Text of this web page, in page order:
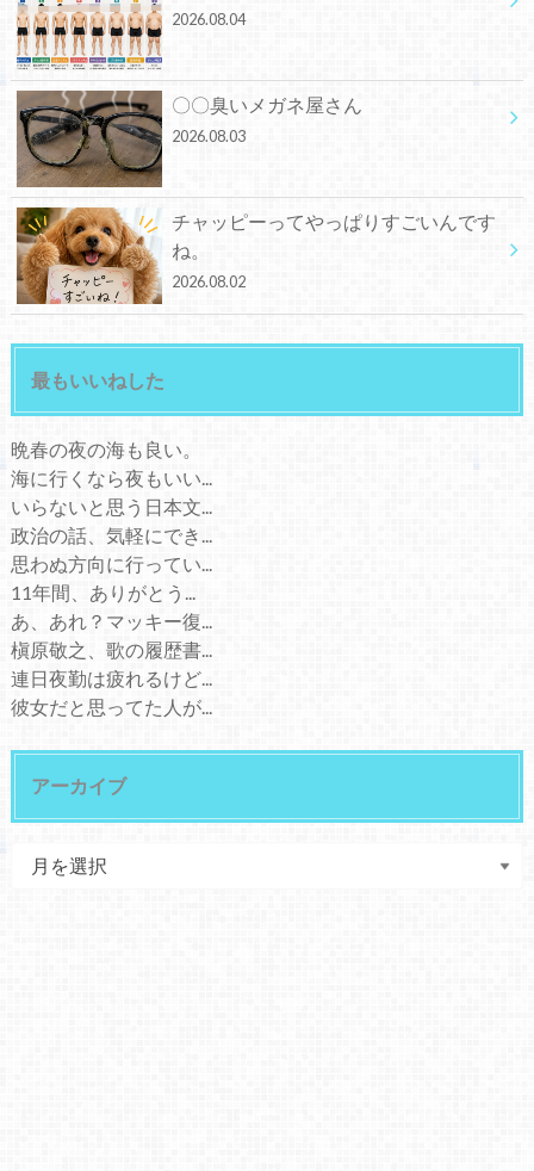
2026.08.04
〇〇臭いメガネ屋さん
2026.08.03
チャッピーってやっぱりすごいんです
ね。
2026.08.02
最もいいねした
晩春の夜の海も良い。
海に行くなら夜もいい...
いらないと思う日本文...
政治の話、気軽にでき...
思わぬ方向に行ってい...
11年間、ありがとう...
あ、あれ？マッキー復...
槇原敬之、歌の履歴書...
連日夜勤は疲れるけど...
彼女だと思ってた人が...
アーカイブ